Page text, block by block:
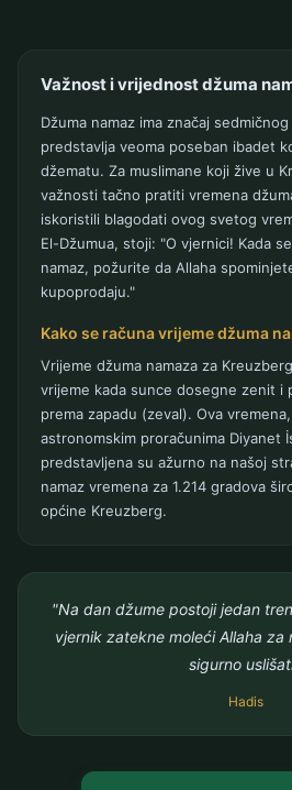
Važnost i vrijednost džuma
Džuma namaz ima značaj
predstavlja veoma poseban ibadet
džematu. Za muslimane koji žive u
važnosti tačno pratiti vremena
iskoristili blagodati ovog svetog
El-Džumua, stoji: "O vjernici! Kada
namaz, požurite da Allaha
kupoprodaju."
Kako se računa vrijeme džuma
Vrijeme džuma namaza za
vrijeme kada sunce dosegne zenit i
prema zapadu (zeval). Ova
astronomskim proračunima Diyanet
predstavljena su ažurno na našoj
namaz vremena za 1.214 gradova
općine Kreuzberg.
"Na dan džume postoji jedan
vjernik zatekne moleći Allaha za
sigurno
Hadis